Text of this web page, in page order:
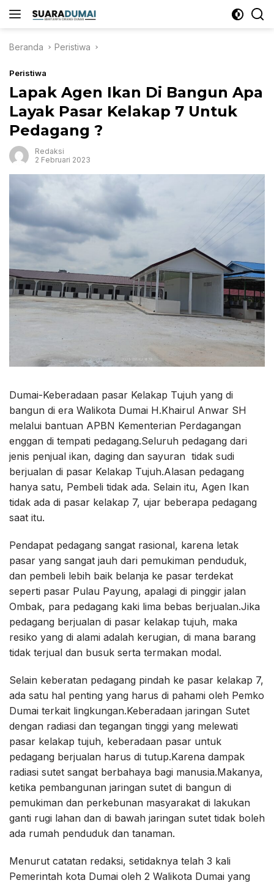
ke
Beranda
Peristiwa
Peristiwa
Lapak Agen Ikan Di Bangun Apa
Layak Pasar Kelakap 7 Untuk
Pedagang ?
Redaksi
2 Februari 2023
Dumai-Keberadaan pasar Kelakap Tujuh yang di
bangun di era Walikota Dumai H.Khairul Anwar SH
melalui bantuan APBN Kementerian Perdagangan
enggan di tempati pedagang.Seluruh pedagang dari
jenis penjual ikan, daging dan sayuran tidak sudi
berjualan di pasar Kelakap Tujuh.Alasan pedagang
hanya satu, Pembeli tidak ada. Selain itu, Agen Ikan
tidak ada di pasar kelakap 7, ujar beberapa pedagang
saat itu.
Pendapat pedagang sangat rasional, karena letak
pasar yang sangat jauh dari pemukiman penduduk,
dan pembeli lebih baik belanja ke pasar terdekat
seperti pasar Pulau Payung, apalagi di pinggir jalan
Ombak, para pedagang kaki lima bebas berjualan.Jika
pedagang berjualan di pasar kelakap tujuh, maka
resiko yang di alami adalah kerugian, di mana barang
tidak terjual dan busuk serta termakan modal.
Selain keberatan pedagang pindah ke pasar kelakap 7,
ada satu hal penting yang harus di pahami oleh Pemko
Dumai terkait lingkungan.Keberadaan jaringan Sutet
dengan radiasi dan tegangan tinggi yang melewati
pasar kelakap tujuh, keberadaan pasar untuk
pedagang berjualan harus di tutup.Karena dampak
radiasi sutet sangat berbahaya bagi manusia.Makanya,
ketika pembangunan jaringan sutet di bangun di
pemukiman dan perkebunan masyarakat di lakukan
ganti rugi lahan dan di bawah jaringan sutet tidak boleh
ada rumah penduduk dan tanaman.
Menurut catatan redaksi, setidaknya telah 3 kali
Pemerintah kota Dumai oleh 2 Walikota Dumai yang